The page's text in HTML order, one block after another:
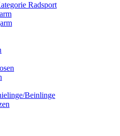
Radsport
Beinlinge